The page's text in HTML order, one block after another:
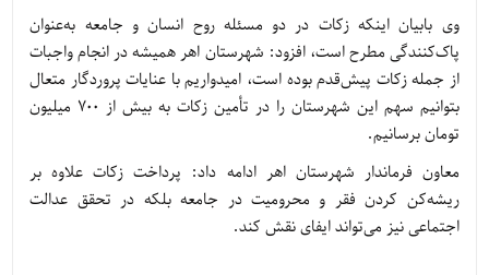
وی بابیان اینکه زکات در دو مسئله روح انسان و جامعه به‌عنوان
پاک‌کنندگی مطرح است، افزود: شهرستان اهر همیشه در انجام واجبات
از جمله زکات پیش‌قدم بوده است، امیدواریم با عنایات پروردگار متعال
بتوانیم سهم این شهرستان را در تأمین زکات به بیش از 700 میلیون
تومان برسانیم.
معاون فرماندار شهرستان اهر ادامه داد: پرداخت زکات علاوه بر
ریشه‌کن کردن فقر و محرومیت در جامعه بلکه در تحقق عدالت
اجتماعی نیز می‌تواند ایفای نقش کند.